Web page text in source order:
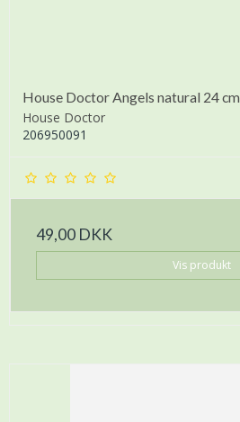
House Doctor Angels natural 24 cm
House Doctor
206950091
49,00 DKK
Vis produkt